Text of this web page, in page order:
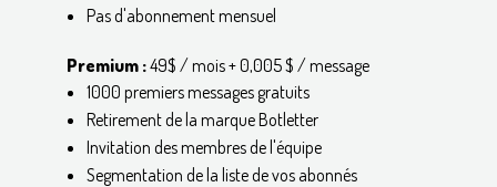
Pas d'abonnement mensuel
Premium :49$ / mois + 0,005 $ / message
1000 premiers messages gratuits
Retirement de la marque Botletter
Invitation des membres de l'équipe
Segmentation de la liste de vos abonnés